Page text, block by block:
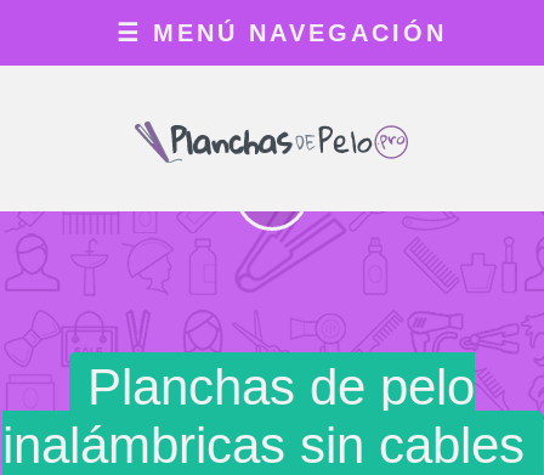
Planchas de pelo
inalámbricas sin cables
☰ MENÚ NAVEGACIÓN